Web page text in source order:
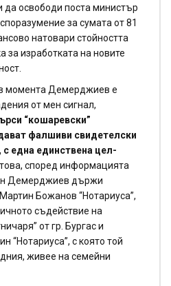
да освободи поста министър
за сумата от 81
натовари стойността
за изработката на новите
момента Демерджиев е
от мен сигнал,
“кошаревски”
фалшиви свидетелски
една единствена цел-
според информацията
Демерджиев държи
Божанов “Нотариуса”,
съдействие на
от гр. Бургас и
“Нотариуса”, с която той
живее на семейни